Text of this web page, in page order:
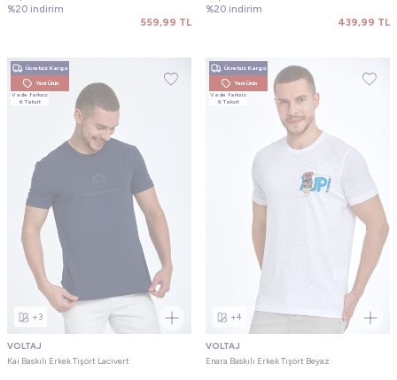
%20 indirim
559,99 TL
%20 indirim
439,99 TL
Ücretsiz Kargo
Yeni Ürün
Vade farksız
6 Taksit
+3
VOLTAJ
Kai Baskılı Erkek Tişört Lacivert
Ücretsiz Kargo
Yeni Ürün
Vade farksız
6 Taksit
+4
VOLTAJ
Enara Baskılı Erkek Tişört Beyaz